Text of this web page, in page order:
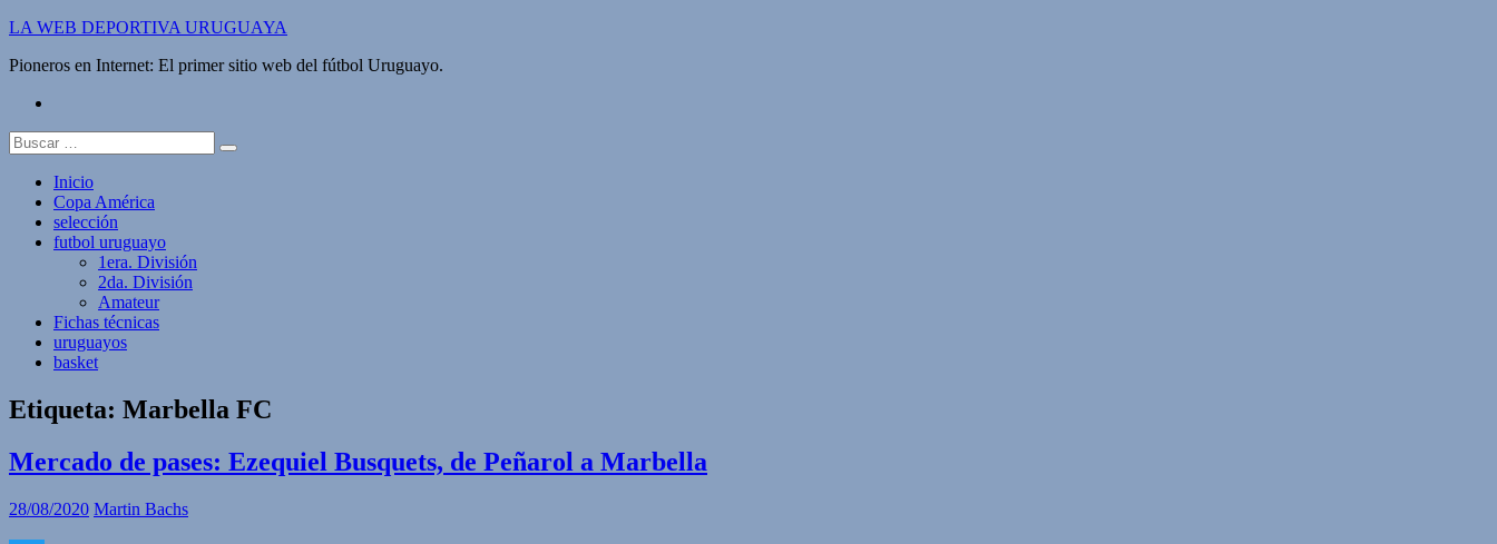
Saltar
contenido
LA WEB DEPORTIVA URUGUAYA
Pioneros en Internet: El primer sitio web del fútbol Uruguayo.
Buscar:
Inicio
Copa América
selección
futbol uruguayo
1era. División
2da. División
Amateur
Fichas técnicas
uruguayos
basket
Etiqueta: Marbella FC
Mercado de pases: Ezequiel Busquets, de Peñarol a Marbella
28/08/2020 Martin Bachs